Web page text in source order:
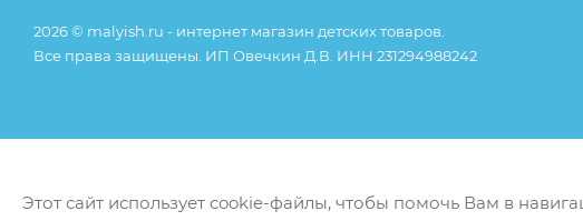
2026 © malyish.ru - интернет магазин детских товаров.
Все права защищены. ИП Овечкин Д.В. ИНН 231294988242
Этот сайт использует cookie-файлы, чтобы помочь Вам в